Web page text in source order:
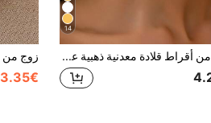
14
زوج من أقراط قلادة معدنية ذهبية عتيقة ذات نقوش زهرية، مناسبة للنساء للاستخدام اليومي والحفلات والمناسبات والهدايا
3.35€